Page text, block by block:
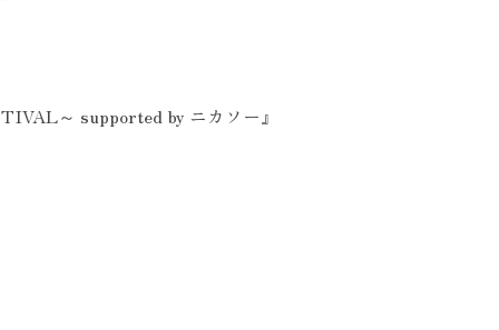
～ supported by ニカソー』